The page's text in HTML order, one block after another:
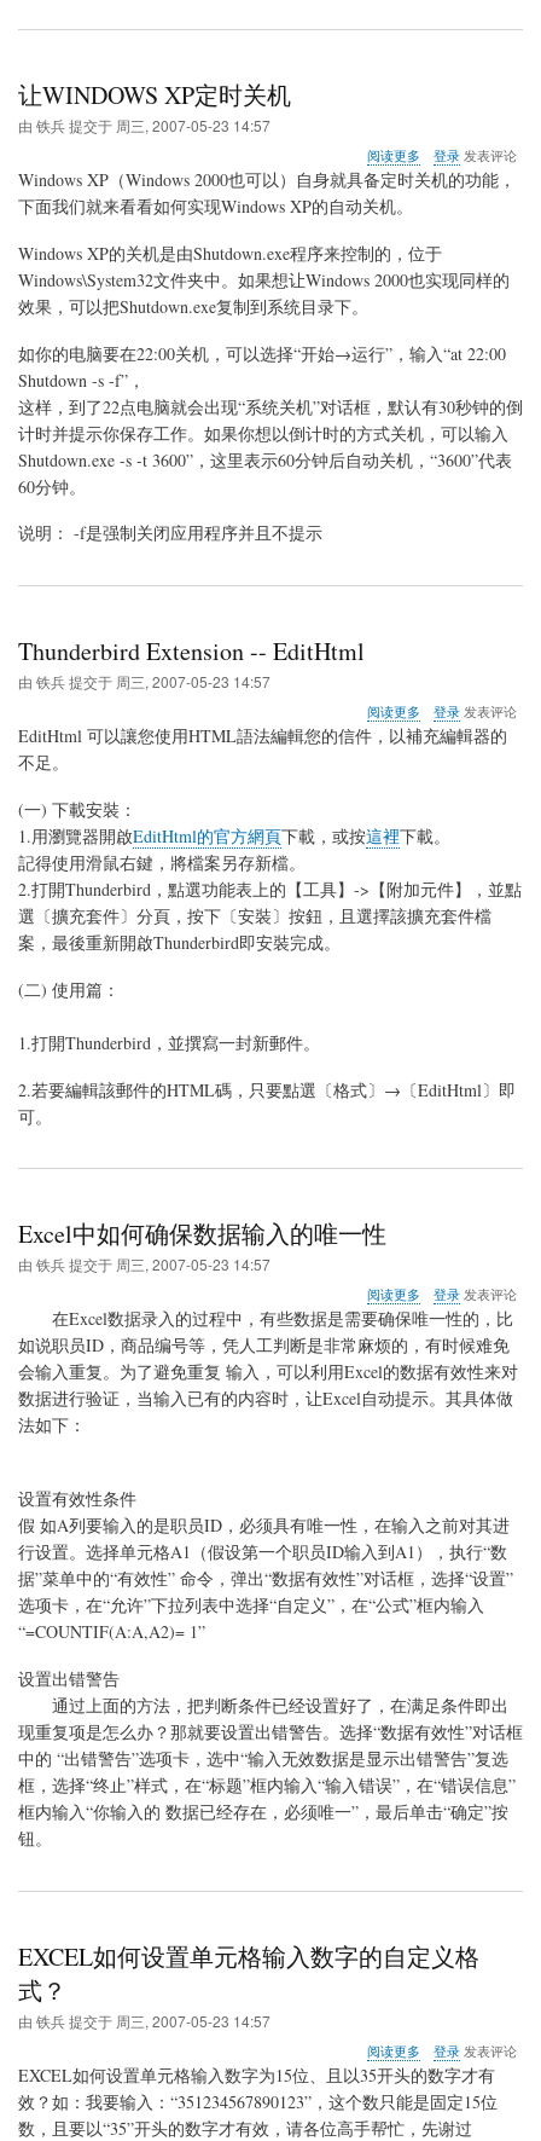
搜
索
记
录
让WINDOWS XP定时关机
由 铁兵提交于 周三, 2007-05-23 14:57
阅读更多
于
让
定
时
登录发表评论
Windows XP（Windows 2000也可以）自身就具备定时关机的功能，
下面我们就来看看如何实现Windows XP的自动关机。
Windows XP的关机是由Shutdown.exe程序来控制的，位于
Windows\System32文件夹中。如果想让Windows 2000也实现同样的
效果，可以把Shutdown.exe复制到系统目录下。
如你的电脑要在22:00关机，可以选择“开始→运行”，输入“at 22:00
Shutdown -s -f”，
这样，到了22点电脑就会出现“系统关机”对话框，默认有30秒钟的倒
计时并提示你保存工作。如果你想以倒计时的方式关机，可以输入
Shutdown.exe -s -t 3600”，这里表示60分钟后自动关机，“3600”代表
60分钟。
说明： -f是强制关闭应用程序并且不提示
Thunderbird Extension -- EditHtml
由 铁兵提交于 周三, 2007-05-23 14:57
阅读更多
于
Thunderbird
EditHtml
登录发表评论
EditHtml 可以讓您使用HTML語法編輯您的信件，以補充編輯器的
不足。
(一) 下載安裝：
1.用瀏覽器開啟EditHtml的官方網頁下載，或按這裡下載。
記得使用滑鼠右鍵，將檔案另存新檔。
2.打開Thunderbird，點選功能表上的【工具】->【附加元件】，並點
選〔擴充套件〕分頁，按下〔安裝〕按鈕，且選擇該擴充套件檔
案，最後重新開啟Thunderbird即安裝完成。
(二) 使用篇：
1.打開Thunderbird，並撰寫一封新郵件。
2.若要編輯該郵件的HTML碼，只要點選〔格式〕→〔EditHtml〕即
可。
Excel中如何确保数据输入的唯一性
由 铁兵提交于 周三, 2007-05-23 14:57
阅读更多
于
Excel
中
如
何
入
的
唯
一
性
登录发表评论
在Excel数据录入的过程中，有些数据是需要确保唯一性的，比
如说职员ID，商品编号等，凭人工判断是非常麻烦的，有时候难免
会输入重复。为了避免重复 输入，可以利用Excel的数据有效性来对
数据进行验证，当输入已有的内容时，让Excel自动提示。其具体做
法如下：
设置有效性条件
假 如A列要输入的是职员ID，必须具有唯一性，在输入之前对其进
行设置。选择单元格A1（假设第一个职员ID输入到A1），执行“数
据”菜单中的“有效性” 命令，弹出“数据有效性”对话框，选择“设置”
选项卡，在“允许”下拉列表中选择“自定义”，在“公式”框内输入
“=COUNTIF(A:A,A2)= 1”
设置出错警告
通过上面的方法，把判断条件已经设置好了，在满足条件即出
现重复项是怎么办？那就要设置出错警告。选择“数据有效性”对话框
中的 “出错警告”选项卡，选中“输入无效数据是显示出错警告”复选
框，选择“终止”样式，在“标题”框内输入“输入错误”，在“错误信息”
框内输入“你输入的 数据已经存在，必须唯一”，最后单击“确定”按
钮。
EXCEL如何设置单元格输入数字的自定义格
式？
由 铁兵提交于 周三, 2007-05-23 14:57
阅读更多
于
EXCEL
如
何
登录发表评论
EXCEL如何设置单元格输入数字为15位、且以35开头的数字才有
效？如：我要输入：“351234567890123”，这个数只能是固定15位
数，且要以“35”开头的数字才有效，请各位高手帮忙，先谢过